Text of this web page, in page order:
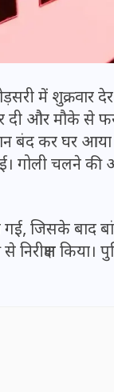
गोड़सरी में
दी और मौके से
बंद कर घर आया
गोली चलने
जिसके बाद
निरीक्षण